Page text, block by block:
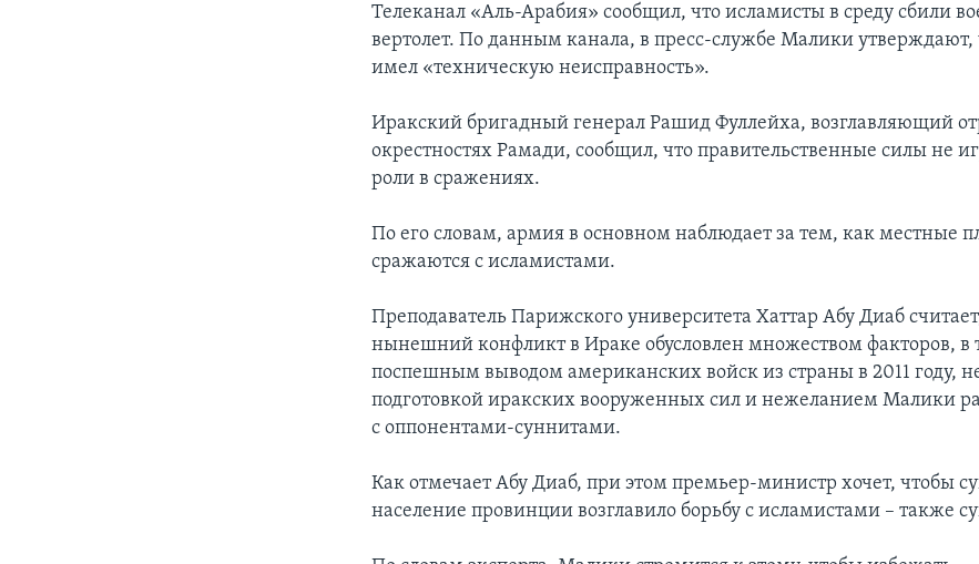
Телеканал «Аль-Арабия» сообщил, что исламисты в среду сбили
вертолет. По данным канала, в пресс-службе Малики утверждают,
имел «техническую неисправность».
Иракский бригадный генерал Рашид Фуллейха, возглавляющий
окрестностях Рамади, сообщил, что правительственные силы не
роли в сражениях.
По его словам, армия в основном наблюдает за тем, как местные
сражаются с исламистами.
Преподаватель Парижского университета Хаттар Абу Диаб
нынешний конфликт в Ираке обусловлен множеством факторов, в
поспешным выводом американских войск из страны в 2011 году,
подготовкой иракских вооруженных сил и нежеланием Малики
с оппонентами-суннитами.
Как отмечает Абу Диаб, при этом премьер-министр хочет, чтобы
население провинции возглавило борьбу с исламистами – также